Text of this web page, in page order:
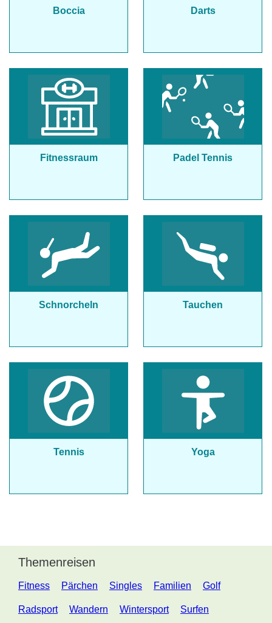
Boccia Darts
Fitnessraum Padel Tennis
Schnorcheln Tauchen
Tennis Yoga
Themenreisen
Fitness Pärchen Singles Familien Golf
Radsport Wandern Wintersport Surfen